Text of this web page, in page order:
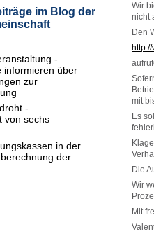
im Blog der
-
informieren über
zur
-
von sechs
in der
der
Wir
nicht
Den
mit
Es
Die
Wir
Mit